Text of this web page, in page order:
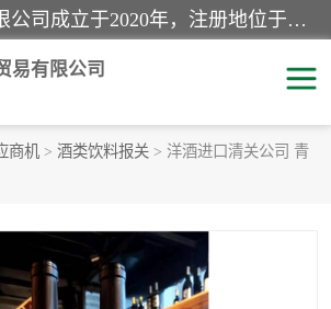
上海青禾贸易有限公司成立于2020年，注册地位于上海市宝山区。经营范围包括：机械设备、五金制品、劳防用品、电子产品、塑胶制品、家具、模具、纺织品、仪器仪表、建筑材料、装饰材料、化工产品、金属制品、机车配件等货物进出口报关、清关服务。
易有限公司
商机 > 酒类饮料报关 > 洋酒进口清关公司 青
服装进口清关
进口杂货清关